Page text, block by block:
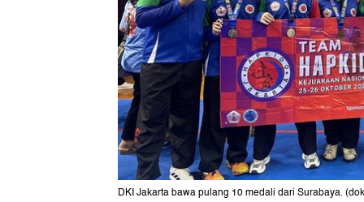
DKI Jakarta bawa pulang 10 medali dari Surabaya.